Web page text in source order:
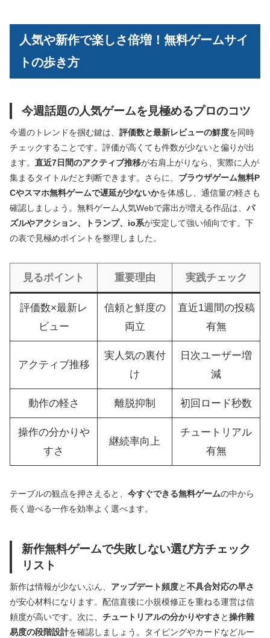
人気や新作で楽しさ倍増！無料ゲームサイ
トの歩き方
今週話題の人気ゲームを見極めるプロのコツ
今週のトレンドを掴む鍵は、 評価数と最新レビューの鮮度を同時
チェックすることです。評価が高くても件数が少ないと偏りが出
ます。 直近7日間のアクティブ推移が右肩上がりなら、実際に人が
集まるタイトルだと判断できます。さらに、 ブラウザゲーム無料P
Cやスマホ無料ゲームで遅延が少ないかを体感し、通信量の軽さも
確認しましょう。無料ゲーム人気Webで露出が増える作品は、 パ
ズルやアクション、トランプ、io系が安定して強い傾向です。下
の表で見極めポイントを整理しました。
見るポイント 重要理由 実践チェック
評価数×最新レ
ビュー
信頼と鮮度の
両立
直近1週間の投稿
有無
アクティブ推移
実人気の裏付
け
日次ユーザー増
減
動作の軽さ 離脱抑制 初回ロード秒数
操作の分かりや
すさ
継続率向上
チュートリアル
有無
テーブルの観点を押さえると、 今すぐできる無料ゲームの中から
長く遊べる一作を効率よく選べます。
新作無料ゲームで失敗しない選び方チェック
リスト
新作は情報が少ないぶん、 アップデート頻度と不具合対応の早さ
が安心材料になります。配信直後に小規模修正を重ねる運営は信
頼度が高いです。次に、 チュートリアルの分かりやすさ と操作難
易度の段階設計を確認しましょう。タイピングやカードなどルー